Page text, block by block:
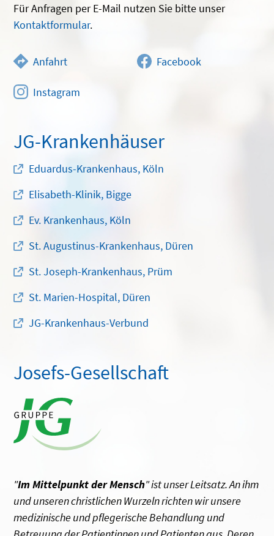
Für Anfragen per E-Mail nutzen Sie bitte unser
Kontaktformular.
Anfahrt Facebook
Instagram
JG-Krankenhäuser
Eduardus-Krankenhaus, Köln
Elisabeth-Klinik, Bigge
Ev. Krankenhaus, Köln
St. Augustinus-Krankenhaus, Düren
St. Joseph-Krankenhaus, Prüm
St. Marien-Hospital, Düren
JG-Krankenhaus-Verbund
Josefs-Gesellschaft
"Im Mittelpunkt der Mensch" ist unser Leitsatz. An ihm
und unseren christlichen Wurzeln richten wir unsere
medizinische und pflegerische Behandlung und